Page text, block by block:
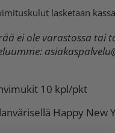
lasketaan
ei ole varastossa tai
10 kpl/pkt
Happy New